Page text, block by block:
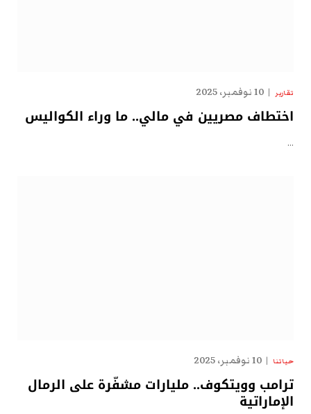
تقارير 10 نوفمبر، 2025
اختطاف مصريين في مالي.. ما وراء الكواليس
…
حياتنا 10 نوفمبر، 2025
ترامب وويتكوف.. مليارات مشفّرة على الرمال
الإماراتية